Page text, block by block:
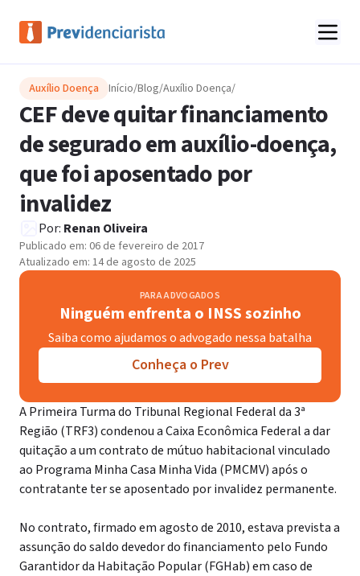
Auxílio Doença Início/Blog/Auxílio Doença/
CEF deve quitar financiamento
de segurado em auxílio-doença,
que foi aposentado por
invalidez
Por: Renan Oliveira
Publicado em: 06 de fevereiro de 2017
Atualizado em: 14 de agosto de 2025
PARA ADVOGADOS
Ninguém enfrenta o INSS sozinho
Saiba como ajudamos o advogado nessa batalha
Conheça o Prev
A Primeira Turma do Tribunal Regional Federal da 3ª
Região (TRF3) condenou a Caixa Econômica Federal a dar
quitação a um contrato de mútuo habitacional vinculado
ao Programa Minha Casa Minha Vida (PMCMV) após o
contratante ter se aposentado por invalidez permanente.
No contrato, firmado em agosto de 2010, estava prevista a
assunção do saldo devedor do financiamento pelo Fundo
Garantidor da Habitação Popular (FGHab) em caso de